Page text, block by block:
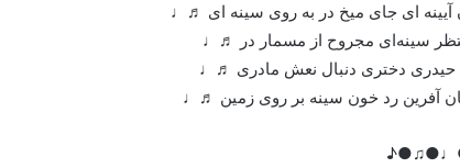
ای جای میخ در به روی سینه ای ♬♩
سینه‌ای مجروح از مسمار در ♬♩
حیدری دختری دنبال نعش مادری ♬♩
آفرین رد خون سینه بر روی زمین ♬♩